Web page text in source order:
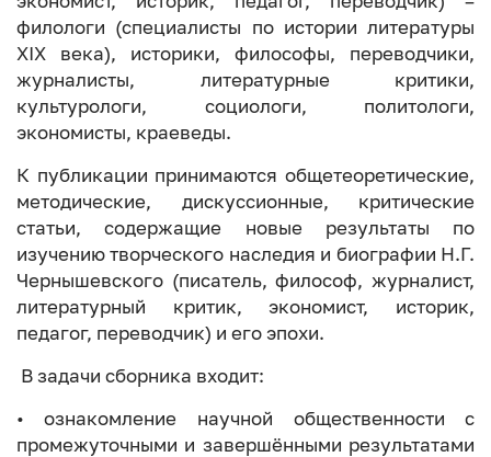
филологи (специалисты по истории литературы
XIX века), историки, философы, переводчики,
журналисты, литературные критики,
культурологи, социологи, политологи,
экономисты, краеведы.
К публикации принимаются общетеоретические,
методические, дискуссионные, критические
статьи, содержащие новые результаты по
изучению творческого наследия и биографии Н.Г.
Чернышевского (писатель, философ, журналист,
литературный критик, экономист, историк,
педагог, переводчик) и его эпохи.
В задачи сборника входит:
• ознакомление научной общественности с
промежуточными и завершёнными результатами